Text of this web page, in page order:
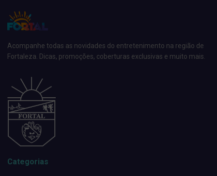
Acompanhe todas as novidades do entretenimento na região de
Fortaleza. Dicas, promoções, coberturas exclusivas e muito mais.
Categorias